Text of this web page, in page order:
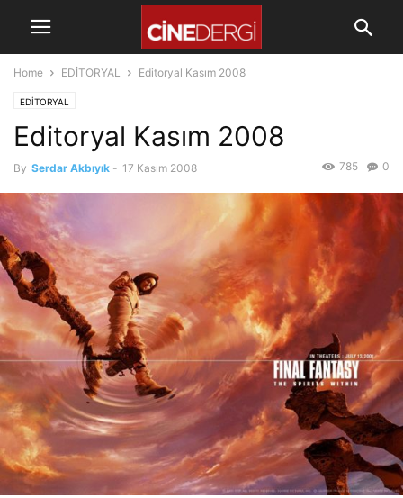
Home EDİTORYAL Editoryal Kasım 2008
EDİTORYAL
Editoryal Kasım 2008
By Serdar Akbıyık - 17 Kasım 2008 0
785